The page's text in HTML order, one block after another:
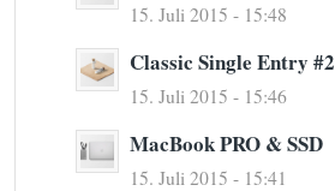
15. Juli 2015 - 15:48
Classic Single Entry #2
15. Juli 2015 - 15:46
MacBook PRO & SSD
15. Juli 2015 - 15:41